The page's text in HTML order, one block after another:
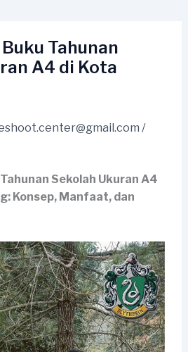
Tahunan
A4 di Kota
/
Sekolah Ukuran A4
Konsep, Manfaat, dan